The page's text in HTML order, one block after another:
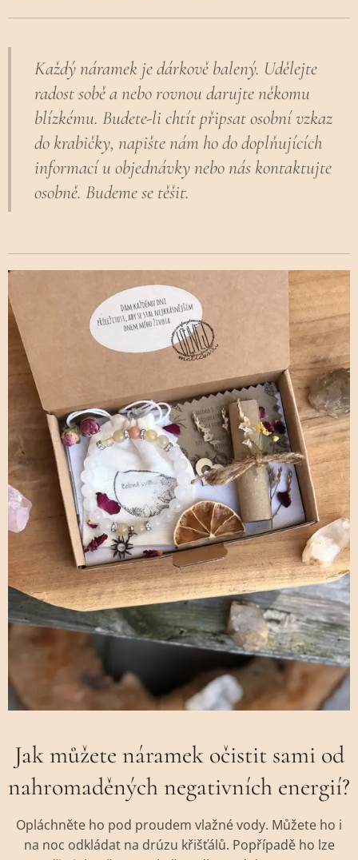
Každý náramek je dárkově balený. Udělejte
radost sobě a nebo rovnou darujte někomu
blízkému. Budete-li chtít připsat osobní vzkaz
do krabičky, napište nám ho do doplňujících
informací u objednávky nebo nás kontaktujte
osobně. Budeme se těšit.
Jak můžete náramek očistit sami od
nahromaděných negativních energií?
Opláchněte ho pod proudem vlažné vody. Můžete ho i
na noc odkládat na drúzu křišťálů. Popřípadě ho lze